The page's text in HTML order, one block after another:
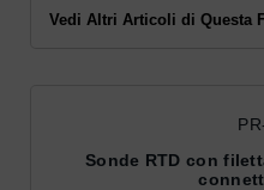
Vedi Altri Articoli di Questa
Sonde RTD con